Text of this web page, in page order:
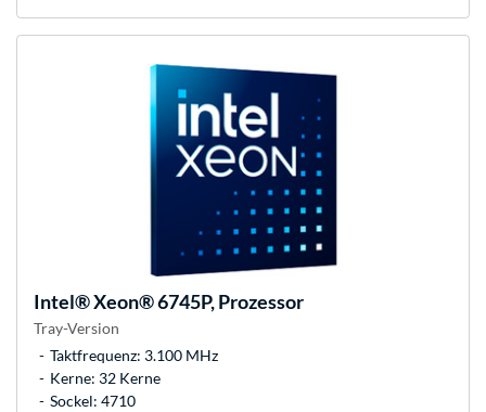
Intel®Xeon® 6745P, Prozessor
Tray-Version
Taktfrequenz: 3.100 MHz
Kerne: 32 Kerne
Sockel: 4710